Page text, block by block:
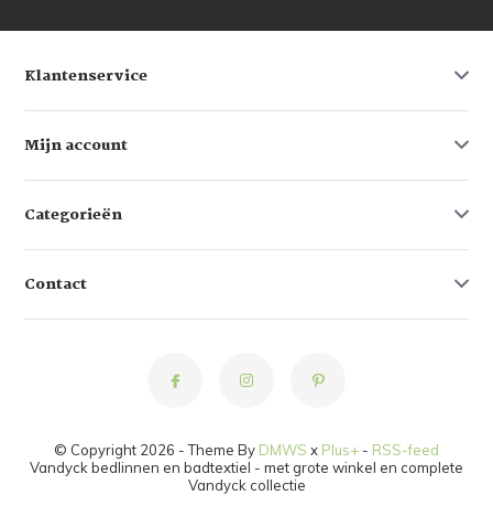
Klantenservice
Mijn account
Categorieën
Contact
© Copyright 2026 - Theme By DMWS x Plus+ - RSS-feed
Vandyck bedlinnen en badtextiel - met grote winkel en complete
Vandyck collectie